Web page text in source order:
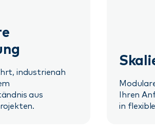
industrienah
aus
Ihren
in